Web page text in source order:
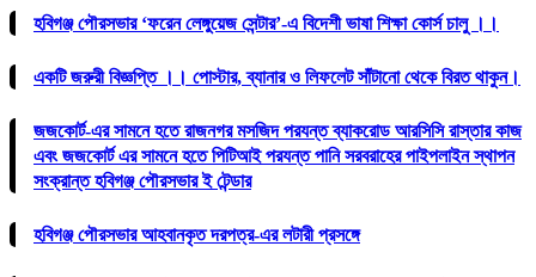
হবিগঞ্জ পৌরসভার ‘ফরেন লেঙ্গুয়েজ সেন্টার’-এ বিদেশী ভাষা শিক্ষা কোর্স চালু ।।
একটি জরুরী বিজ্ঞপ্তি ।। পোস্টার, ব্যানার ও লিফলেট সাঁটানো থেকে বিরত থাকুন।
জজকোর্ট-এর সামনে হতে রাজনগর মসজিদ পরযন্ত ব্যাকরোড আরসিসি রাস্তার কাজ
এবং জজকোর্ট এর সামনে হতে পিটিআই পরযন্ত পানি সরবরাহের পাইপলাইন স্থাপন
সংক্রান্ত হবিগঞ্জ পৌরসভার ই টেন্ডার
হবিগঞ্জ পৌরসভার আহবানকৃত দরপত্র-এর লটারী প্রসঙ্গে